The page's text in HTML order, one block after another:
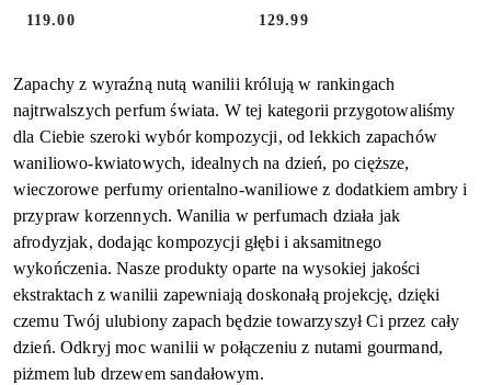
Cena:
119.00
Cena:
129.99
Zapachy z wyraźną nutą wanilii królują w rankingach
najtrwalszych perfum świata. W tej kategorii przygotowaliśmy
dla Ciebie szeroki wybór kompozycji, od lekkich zapachów
waniliowo-kwiatowych, idealnych na dzień, po cięższe,
wieczorowe perfumy orientalno-waniliowe z dodatkiem ambry i
przypraw korzennych. Wanilia w perfumach działa jak
afrodyzjak, dodając kompozycji głębi i aksamitnego
wykończenia. Nasze produkty oparte na wysokiej jakości
ekstraktach z wanilii zapewniają doskonałą projekcję, dzięki
czemu Twój ulubiony zapach będzie towarzyszył Ci przez cały
dzień. Odkryj moc wanilii w połączeniu z nutami gourmand,
piżmem lub drzewem sandałowym.